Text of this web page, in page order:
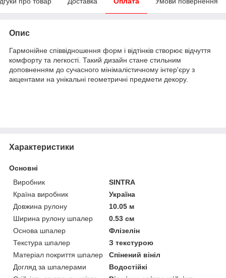
Опис
Гармонійне співвідношення форм і відтінків створює відчуття
комфорту та легкості. Такий дизайн стане стильним
доповненням до сучасного мінімалістичному інтер'єру з
акцентами на унікальні геометричні предмети декору.
Характеристики
Основні
Виробник
SINTRA
Країна виробник
Україна
Довжина рулону
10.05 м
Ширина рулону шпалер
0.53 см
Основа шпалер
Флізелін
Текстура шпалер
З текстурою
Матеріал покриття шпалер
Спінений вініл
Догляд за шпалерами
Водостійкі